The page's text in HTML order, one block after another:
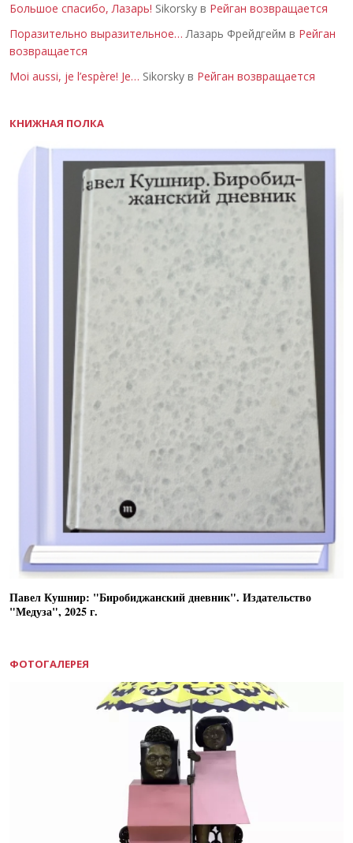
Большое спасибо, Лазарь! Sikorsky в Рейган возвращается
Поразительно выразительное… Лазарь Фрейдгейм в Рейган
возвращается
Moi aussi, je l’espère! Je… Sikorsky в Рейган возвращается
КНИЖНАЯ ПОЛКА
Павел Кушнир: "Биробиджанский дневник". Издательство
"Медуза", 2025 г.
ФОТОГАЛЕРЕЯ